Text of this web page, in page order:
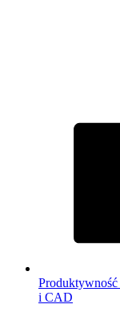
Produktywność
i CAD